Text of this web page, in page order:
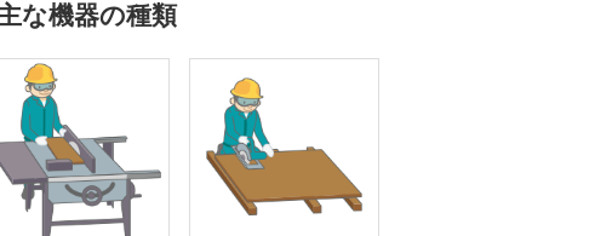
な機器の種類